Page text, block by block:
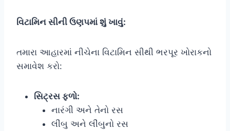
વિટામિન સીની ઉણપમાં શું ખાવું:
તમારા આહારમાં નીચેના વિટામિન સીથી ભરપૂર ખોરાકનો
સમાવેશ કરો:
સિટ્રસ ફળો:
નારંગી અને તેનો રસ
લીંબુ અને લીંબુનો રસ